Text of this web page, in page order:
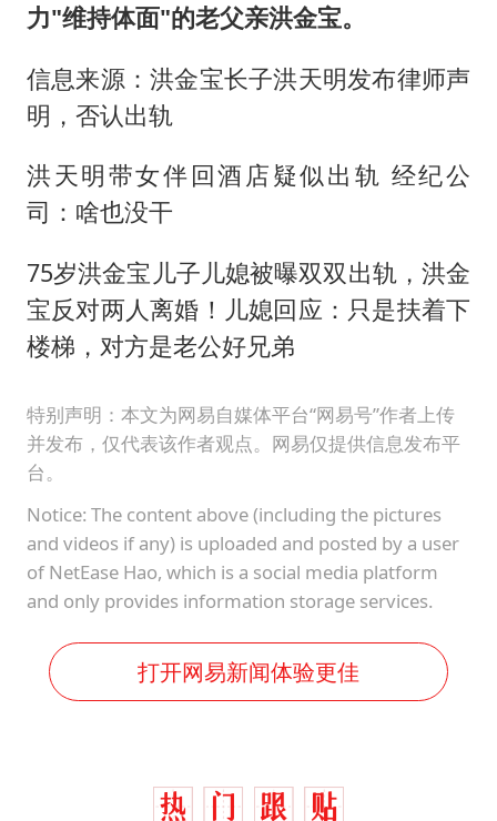
力"维持体面"的老父亲洪金宝。
信息来源：洪金宝长子洪天明发布律师声
明，否认出轨
洪天明带女伴回酒店疑似出轨 经纪公
司：啥也没干
75岁洪金宝儿子儿媳被曝双双出轨，洪金
宝反对两人离婚！儿媳回应：只是扶着下
楼梯，对方是老公好兄弟
特别声明：本文为网易自媒体平台“网易号”作者上传
并发布，仅代表该作者观点。网易仅提供信息发布平
台。
Notice: The content above (including the pictures
and videos if any) is uploaded and posted by a user
of NetEase Hao, which is a social media platform
and only provides information storage services.
打开网易新闻体验更佳